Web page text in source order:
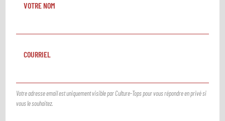
VOTRE NOM
COURRIEL
Votre adresse email est uniquement visible par Culture-Tops pour vous répondre en privé si
vous le souhaitez.